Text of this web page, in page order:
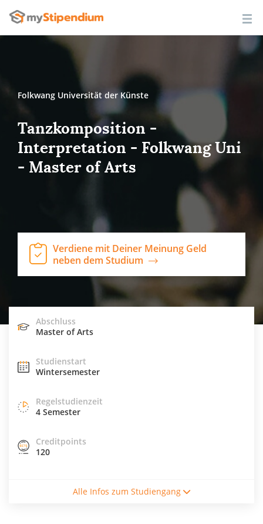
Folkwang Universität der Künste
Tanzkomposition -
Interpretation - Folkwang Uni
- Master of Arts
Verdiene mit Deiner Meinung Geld
neben dem Studium
Abschluss
Master of Arts
Studienstart
Wintersemester
Regelstudienzeit
4 Semester
Creditpoints
120
VollzeitstudiumAlle Infos zum Studiengang